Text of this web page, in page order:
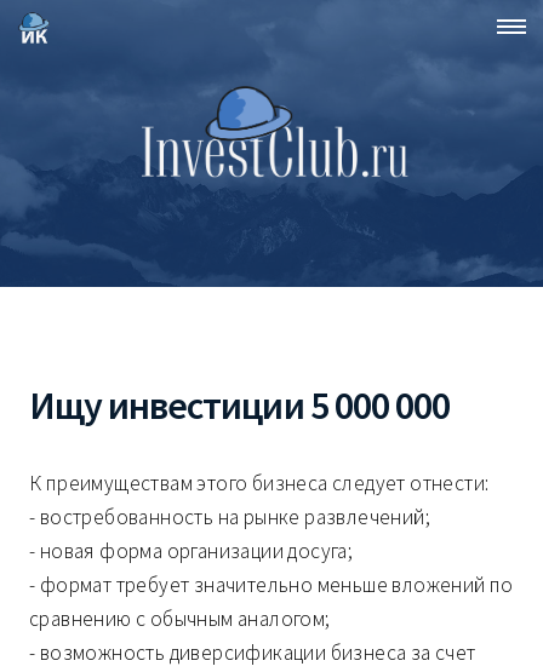
Ищу инвестиции 5 000 000
К преимуществам этого бизнеса следует отнести:
- востребованность на рынке развлечений;
- новая форма организации досуга;
- формат требует значительно меньше вложений по
сравнению с обычным аналогом;
- возможность диверсификации бизнеса за счет